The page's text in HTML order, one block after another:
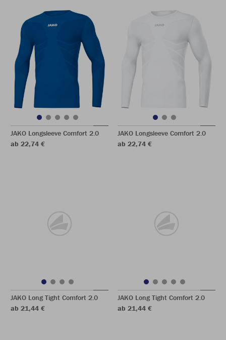
JAKO Longsleeve Comfort 2.0
ab 22,74 €
JAKO Longsleeve Comfort 2.0
ab 22,74 €
JAKO Long Tight Comfort 2.0
ab 21,44 €
JAKO Long Tight Comfort 2.0
ab 21,44 €